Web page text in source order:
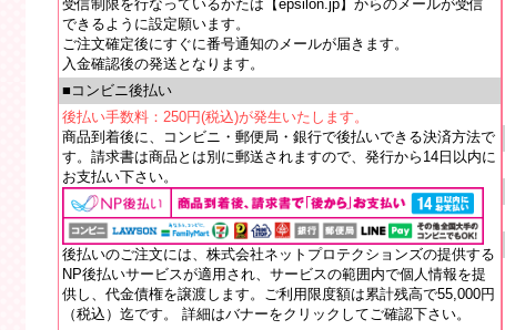
受信制限を行なっているかたは【epsilon.jp】からのメールが受信
できるように設定願います。
ご注文確定後にすぐに番号通知のメールが届きます。
入金確認後の発送となります。
■コンビニ後払い
後払い手数料：250円(税込)が発生いたします。
商品到着後に、コンビニ・郵便局・銀行で後払いできる決済方法で
す。請求書は商品とは別に郵送されますので、発行から14日以内に
お支払い下さい。
後払いのご注文には、株式会社ネットプロテクションズの提供する
NP後払いサービスが適用され、サービスの範囲内で個人情報を提
供し、代金債権を譲渡します。ご利用限度額は累計残高で55,000円
（税込）迄です。 詳細はバナーをクリックしてご確認下さい。